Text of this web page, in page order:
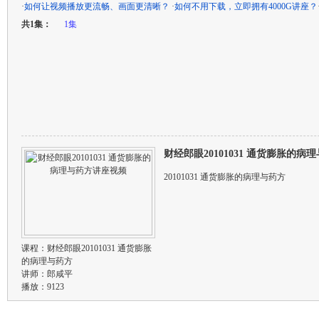
·如何让视频播放更流畅、画面更清晰？ ·如何不用下载，立即拥有4000G讲座？
共1集：
1集
课程： 财经郎眼20101031 通货膨胀
的病理与药方
讲师： 郎咸平
播放：9123
财经郎眼20101031 通货膨胀的病
20101031 通货膨胀的病理与药方